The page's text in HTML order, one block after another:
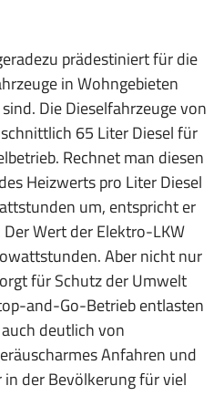
prädestiniert für die
in Wohngebieten
Die Dieselfahrzeuge von
65 Liter Diesel für
Rech­net man diesen
Heizwerts pro Liter Diesel
um, entspricht er
Wert der Elektro-LKW
Aber nicht nur
für Schutz der Umwelt
and-Go-Betrieb entlasten
deutlich von
Anfahren und
in der Bevölkerung für viel